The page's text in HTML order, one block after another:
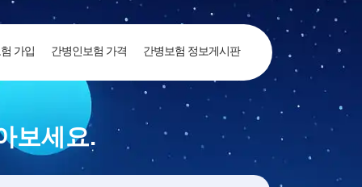
가입 간병인보험 가격 간병보험 정보게시판
보세요.